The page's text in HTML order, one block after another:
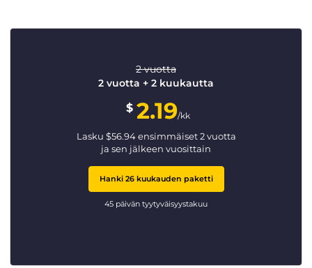
2 vuotta
2 vuotta + 2 kuukautta
$ 2.19/kk
Lasku $56.94ensimmäiset 2 vuotta
ja sen jälkeen vuosittain
Hanki 26 kuukauden paketti
45 päivän tyytyväisyystakuu